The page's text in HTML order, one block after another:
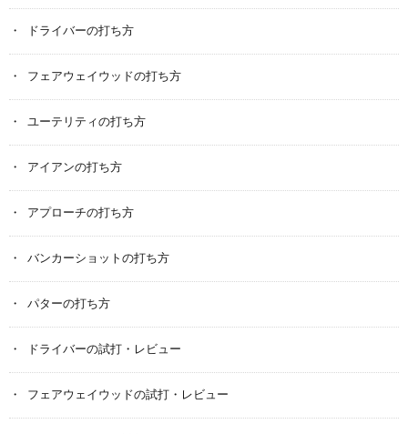
ドライバーの打ち方
フェアウェイウッドの打ち方
ユーテリティの打ち方
アイアンの打ち方
アプローチの打ち方
バンカーショットの打ち方
パターの打ち方
ドライバーの試打・レビュー
フェアウェイウッドの試打・レビュー